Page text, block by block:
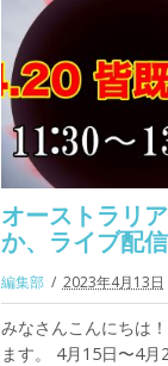
オーストラリ
か、ライブ配
編集部 2023年4月13日
みなさんこんにちは
ます。 4月15日〜4